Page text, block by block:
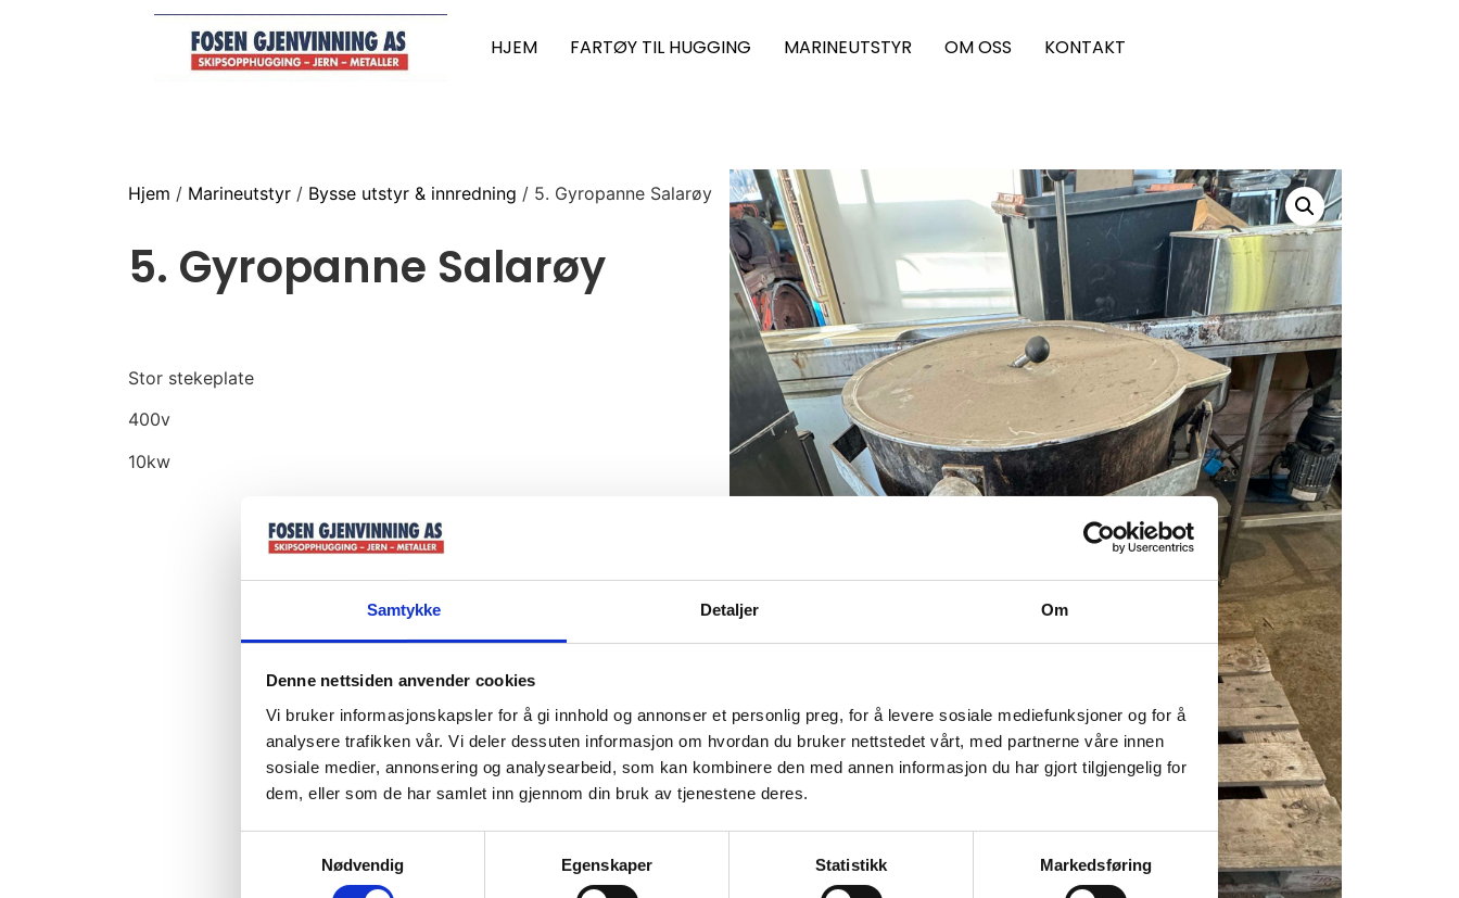
Samtykke Detaljer Om
Denne nettsiden anvender cookies
Vi bruker informasjonskapsler for å gi innhold og annonser et personlig preg, for å levere sosiale mediefunksjoner og for å
analysere trafikken vår. Vi deler dessuten informasjon om hvordan du bruker nettstedet vårt, med partnerne våre innen
sosiale medier, annonsering og analysearbeid, som kan kombinere den med annen informasjon du har gjort tilgjengelig for
dem, eller som de har samlet inn gjennom din bruk av tjenestene deres.
Nødvendig
Egenskaper Statistikk Markedsføring
HJEM FARTØY TIL HUGGING MARINEUTSTYR OM OSS KONTAKT
Hjem / Marineutstyr/ Bysse utstyr & innredning / 5. Gyropanne Salarøy
5. Gyropanne Salarøy
Stor stekeplate
400v
10kw